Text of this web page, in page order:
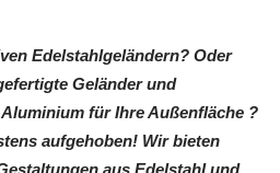
Edelstahlgeländern? Oder
Geländer und
für Ihre Außenfläche ?
aufgehoben! Wir bieten